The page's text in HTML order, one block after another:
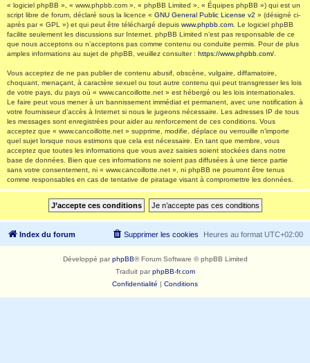
« logiciel phpBB », « www.phpbb.com », « phpBB Limited », « Équipes phpBB ») qui est un
script libre de forum, déclaré sous la licence « GNU General Public License v2 » (désigné ci-
après par « GPL ») et qui peut être téléchargé depuis www.phpbb.com . Le logiciel phpBB
facilite seulement les discussions sur Internet. phpBB Limited n’est pas responsable de ce
que nous acceptons ou n’acceptons pas comme contenu ou conduite permis. Pour de plus
amples informations au sujet de phpBB, veuillez consulter : https://www.phpbb.com/
Vous acceptez de ne pas publier de contenu abusif, obscène, vulgaire, diffamatoire,
choquant, menaçant, à caractère sexuel ou tout autre contenu qui peut transgresser les lois
de votre pays, du pays où « www.cancoillotte.net » est hébergé ou les lois internationales.
Le faire peut vous mener à un bannissement immédiat et permanent, avec une notification à
votre fournisseur d’accès à Internet si nous le jugeons nécessaire. Les adresses IP de tous
les messages sont enregistrées pour aider au renforcement de ces conditions. Vous
acceptez que « www.cancoillotte.net » supprime, modifie, déplace ou verrouille n’importe
quel sujet lorsque nous estimons que cela est nécessaire. En tant que membre, vous
acceptez que toutes les informations que vous avez saisies soient stockées dans notre
base de données. Bien que ces informations ne soient pas diffusées à une tierce partie
sans votre consentement, ni « www.cancoillotte.net », ni phpBB ne pourront être tenus
comme responsables en cas de tentative de piratage visant à compromettre les données.
Index du forum Heures au format UTC+02:00
Supprimer les cookies
Développé parphpBB® Forum Software © phpBB Limited
Traduit parphpBB-fr.com
Confidentialité | Conditions